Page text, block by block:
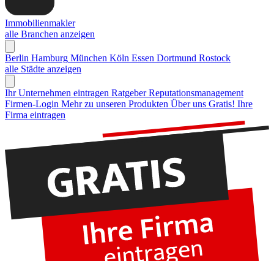
Immobilienmakler
alle Branchen anzeigen
Berlin Hamburg München Köln Essen Dortmund Rostock
alle Städte anzeigen
Ihr Unternehmen eintragen Ratgeber Reputationsmanagement
Firmen-Login Mehr zu unseren Produkten Über uns Gratis! Ihre
Firma eintragen